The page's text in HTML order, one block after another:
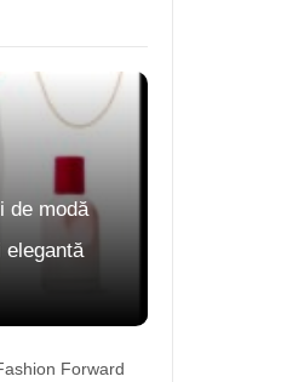
de modă
elegantă
Forward